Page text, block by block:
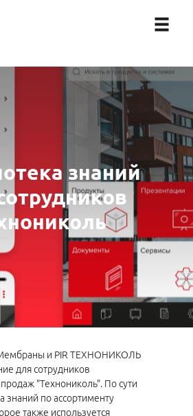
знаний
и PIR ТЕХНОНИКОЛЬ
для сотрудников
"Технониколь". По сути
знаний по ассортименту
также используется